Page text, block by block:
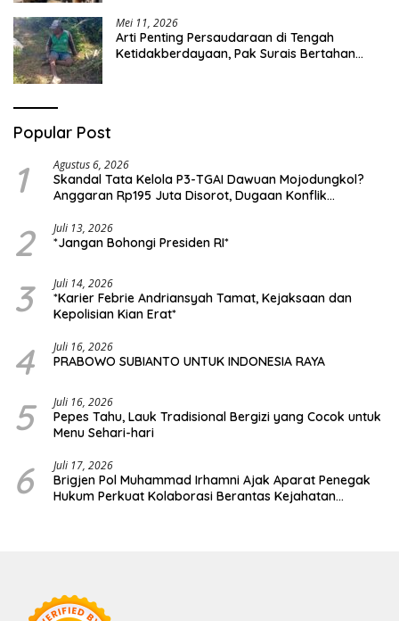
Mei 11, 2026
Arti Penting Persaudaraan di Tengah
Ketidakberdayaan, Pak Surais Bertahan
Popular Post
1 Agustus 6, 2026
Skandal Tata Kelola P3-TGAI Dawuan Mojodungkol?
Anggaran Rp195 Juta Disorot, Dugaan Konflik
2 Juli 13, 2026
*Jangan Bohongi Presiden RI*
3 Juli 14, 2026
*Karier Febrie Andriansyah Tamat, Kejaksaan dan
Kepolisian Kian Erat*
4 Juli 16, 2026
PRABOWO SUBIANTO UNTUK INDONESIA RAYA
5 Juli 16, 2026
Pepes Tahu, Lauk Tradisional Bergizi yang Cocok untuk
Menu Sehari-hari
6 Juli 17, 2026
Brigjen Pol Muhammad Irhamni Ajak Aparat Penegak
Hukum Perkuat Kolaborasi Berantas Kejahatan